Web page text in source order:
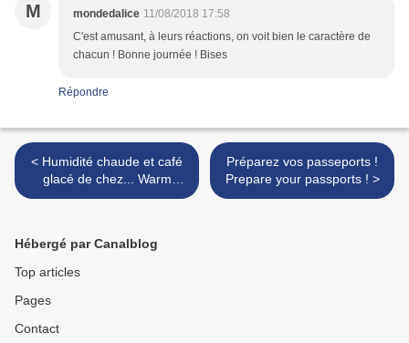
M mondedalice 11/08/2018 17:58
C'est amusant, à leurs réactions, on voit bien le caractère de
chacun ! Bonne journée ! Bises
Répondre
< Humidité chaude et café
glacé de chez... Warm
humidity an iced coffe
Préparez vos passeports !
Prepare your passports ! >
Hébergé par Canalblog
Top articles
Pages
Contact